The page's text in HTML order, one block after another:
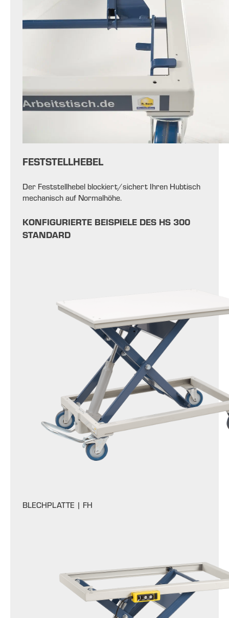
FESTSTELLHEBEL
Der Feststellhebel blockiert/sichert Ihren Hubtisch
mechanisch auf Normalhöhe.
KONFIGURIERTE BEISPIELE DES HS 300
STANDARD
BLECHPLATTE | FH